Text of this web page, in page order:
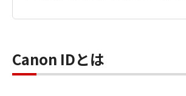
Canon IDとは